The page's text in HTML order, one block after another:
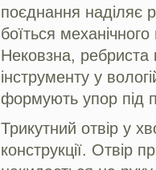
поєднання наділяє
боїться механічного
Нековзна, ребриста
інструменту у
формують упор під
Трикутний отвір у
конструкції. Отвір